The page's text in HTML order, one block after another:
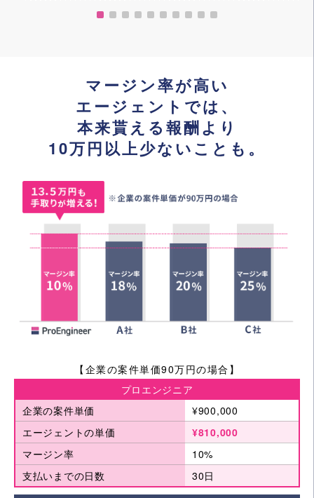
マージン率が高い
エージェントでは、
本来貰える報酬より
10万円以上少ないことも。
【企業の案件単価90万円の場合】
プロエンジニア
企業の案件単価
¥900,000
エージェントの単価
¥810,000
マージン率
10%
支払いまでの日数
30日